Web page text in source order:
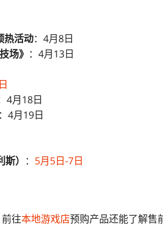
热活动：4月8日
场》 ：4月13日
4月18日
：4月19日
） ： 5月5日-7日
往本地游戏店预购产品还能了解售